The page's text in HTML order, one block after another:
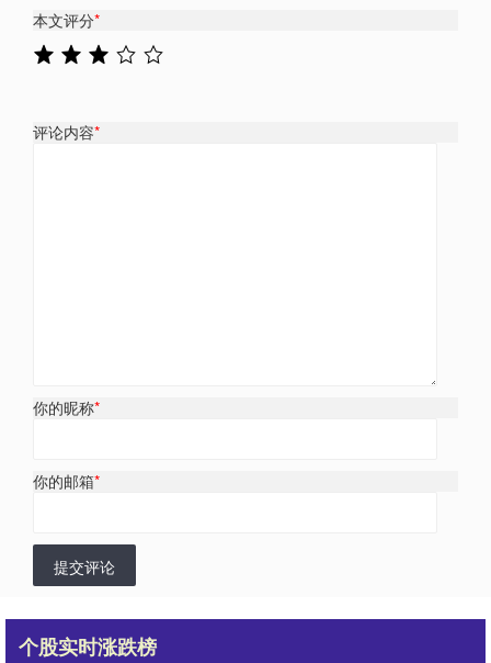
本文评分*
评论内容*
你的昵称*
你的邮箱*
提交评论
个股实时涨跌榜